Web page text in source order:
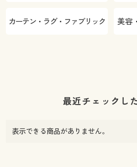
カーテン・ラグ・ファブリック 美容
最近チェックし
表示できる商品がありません。